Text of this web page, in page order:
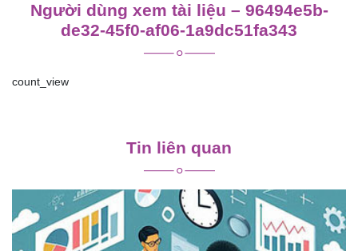
Người dùng xem tài liệu – 96494e5b-
de32-45f0-af06-1a9dc51fa343
count_view
viết
Tin liên quan